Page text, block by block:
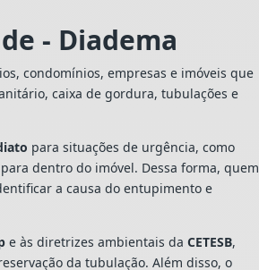
- Diadema
condomínios, empresas e imóveis que
caixa de gordura, tubulações e
para situações de urgência, como
dentro do imóvel. Dessa forma, quem
a causa do entupimento e
e às diretrizes ambientais daCETESB,
da tubulação. Além disso, o